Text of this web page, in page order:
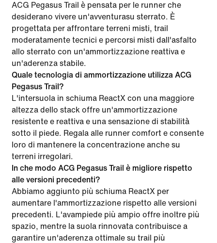
ACG Pegasus Trail è pensata per le runner che
desiderano vivere un'avventurasu sterrato. È
progettata per affrontare terreni misti, trail
moderatamente tecnici e percorsi misti dall'asfalto
allo sterrato con un'ammortizzazione reattiva e
un'aderenza stabile.
Quale tecnologia di ammortizzazione utilizza ACG
Pegasus Trail?
L'intersuola in schiuma ReactX con una maggiore
altezza dello stack offre un'ammortizzazione
resistente e reattiva e una sensazione di stabilità
sotto il piede. Regala alle runner comfort e consente
loro di mantenere la concentrazione anche su
terreni irregolari.
In che modo ACG Pegasus Trail è migliore rispetto
alle versioni precedenti?
Abbiamo aggiunto più schiuma ReactX per
aumentare l'ammortizzazione rispetto alle versioni
precedenti. L'avampiede più ampio offre inoltre più
spazio, mentre la suola rinnovata contribuisce a
garantire un'aderenza ottimale su trail più